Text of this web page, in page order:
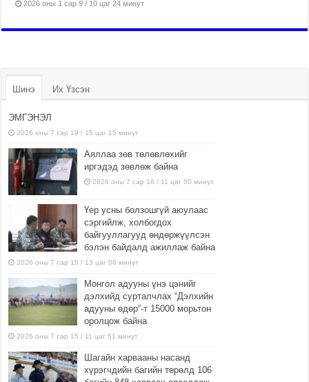
2026 оны 1 сар 9 / 10 цаг 24 минут
Шинэ Их Үзсэн
ЭМГЭНЭЛ
2026 оны 7 сар 19 / 15 цаг 15 минут
Аяллаа зөв төлөвлөхийг
иргэдэд зөвлөж байна
2026 оны 7 сар 16 / 11 цаг 50 минут
Үер усны болзошгүй аюулаас
сэргийлж, холбогдох
байгууллагууд өндөржүүлсэн
бэлэн байдалд ажиллаж байна
2026 оны 7 сар 15 / 13 цаг 06 минут
Монгол адууны үнэ цэнийг
дэлхийд сурталчлах “Дэлхийн
адууны өдөр”-т 15000 морьтон
оролцож байна
2026 оны 7 сар 15 / 11 цаг 51 минут
Шагайн харвааны насанд
хүрэгчдийн багийн төрөлд 106